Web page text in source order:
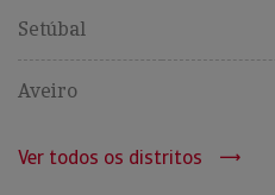
Setúbal
Aveiro
Ver todos os distritos